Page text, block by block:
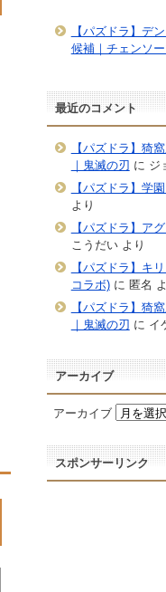
【パズドラ】デ
候補｜チェンソ
最近のコメント
【パズドラ】猗
｜鬼滅の刃 に ジ
【パズドラ】学
より
【パズドラ】ア
こうだいより
【パズドラ】キ
コラボ)に 匿名
【パズドラ】猗
｜鬼滅の刃 に イ
アーカイブ
アーカイブ
スポンサーリンク